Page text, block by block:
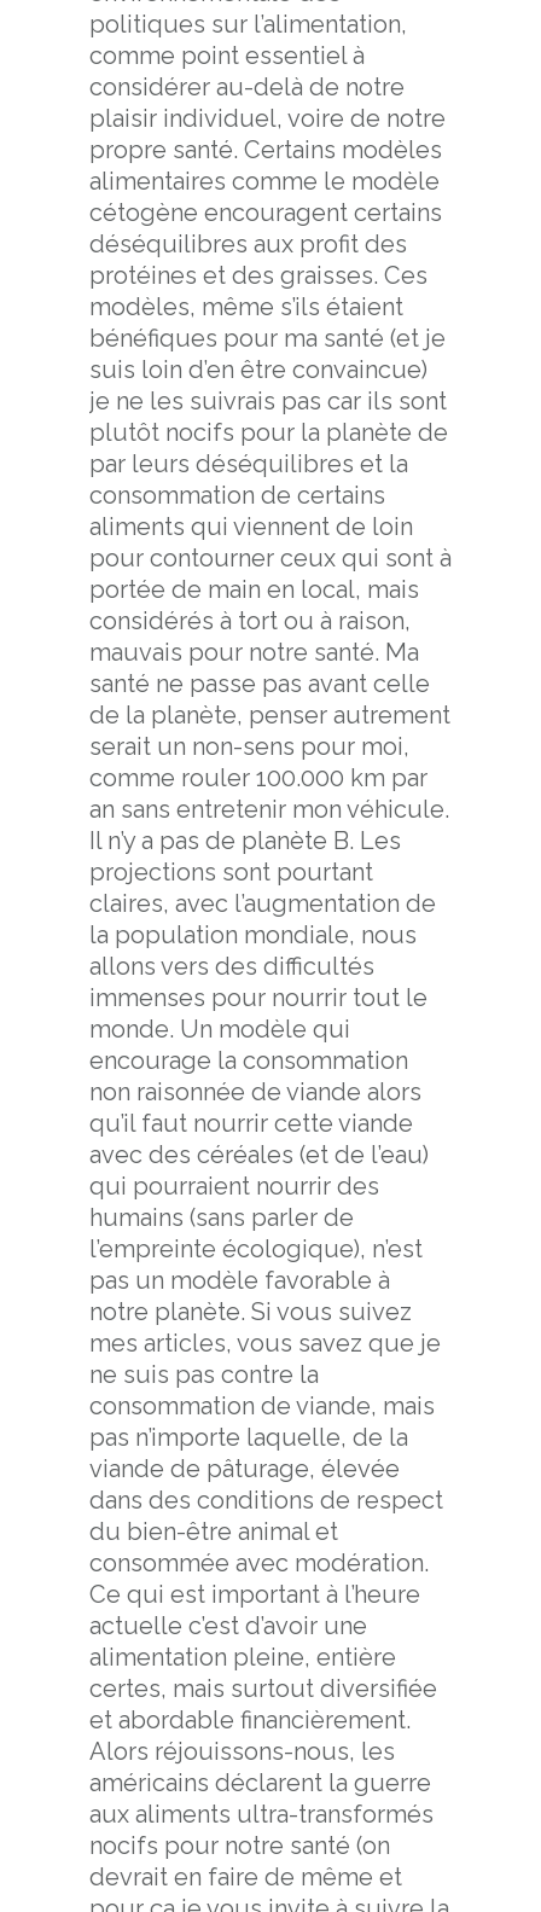
politiques sur l’alimentation,
comme point essentiel à
considérer au-delà de notre
plaisir individuel, voire de notre
propre santé. Certains modèles
alimentaires comme le modèle
cétogène encouragent certains
déséquilibres aux profit des
protéines et des graisses. Ces
modèles, même s’ils étaient
bénéfiques pour ma santé (et je
suis loin d’en être convaincue)
je ne les suivrais pas car ils sont
plutôt nocifs pour la planète de
par leurs déséquilibres et la
consommation de certains
aliments qui viennent de loin
pour contourner ceux qui sont à
portée de main en local, mais
considérés à tort ou à raison,
mauvais pour notre santé. Ma
santé ne passe pas avant celle
de la planète, penser autrement
serait un non-sens pour moi,
comme rouler 100.000 km par
an sans entretenir mon véhicule.
Il n’y a pas de planète B. Les
projections sont pourtant
claires, avec l’augmentation de
la population mondiale, nous
allons vers des difficultés
immenses pour nourrir tout le
monde. Un modèle qui
encourage la consommation
non raisonnée de viande alors
qu’il faut nourrir cette viande
avec des céréales (et de l’eau)
qui pourraient nourrir des
humains (sans parler de
l’empreinte écologique), n’est
pas un modèle favorable à
notre planète. Si vous suivez
mes articles, vous savez que je
ne suis pas contre la
consommation de viande, mais
pas n’importe laquelle, de la
viande de pâturage, élevée
dans des conditions de respect
du bien-être animal et
consommée avec modération.
Ce qui est important à l’heure
actuelle c’est d’avoir une
alimentation pleine, entière
certes, mais surtout diversifiée
et abordable financièrement.
Alors réjouissons-nous, les
américains déclarent la guerre
aux aliments ultra-transformés
nocifs pour notre santé (on
devrait en faire de même et